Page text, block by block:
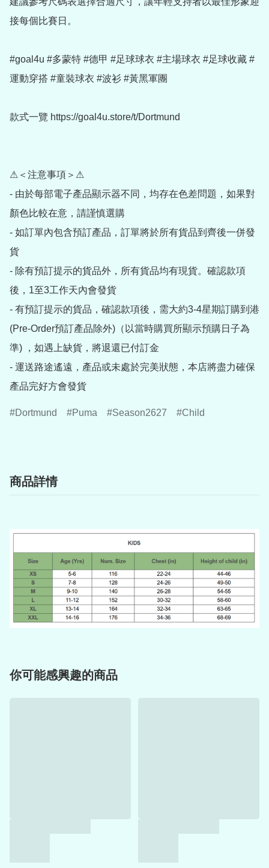
接每個比賽日。
#goal4u #多蒙特 #德甲 #足球球衣 #主場球衣 #足球收藏 #
運動穿搭 #童裝球衣 #波衫 #黃黑軍團
款式一覽 https://goal4u.store/t/Dortmund
⚠＜注意事項＞⚠
- 由於每部電子產品顯示器不同，均存在色差問題，如果對
顏色比較在意，請謹慎選購
- 如訂單內包含預訂產品，訂單將於所有貨品到齊後一併發
貨
- 除有預訂提示的貨品外，所有貨品均有現貨。確認款項
後，1至3工作天內會發貨
- 有預訂提示的貨品，確認款項後，需大約3-4星期訂購到港
(Pre-Order預訂產品除外)（以當時購買所顯示預購日子為
準) ，如遇上缺貨，將退還已付訂金
- 運送路途遙遠，產品或未處於完美狀態，本店將盡力確保
產品完好方會發貨
Dortmund Puma Season2627 Child
商品詳情
你可能感興趣的商品